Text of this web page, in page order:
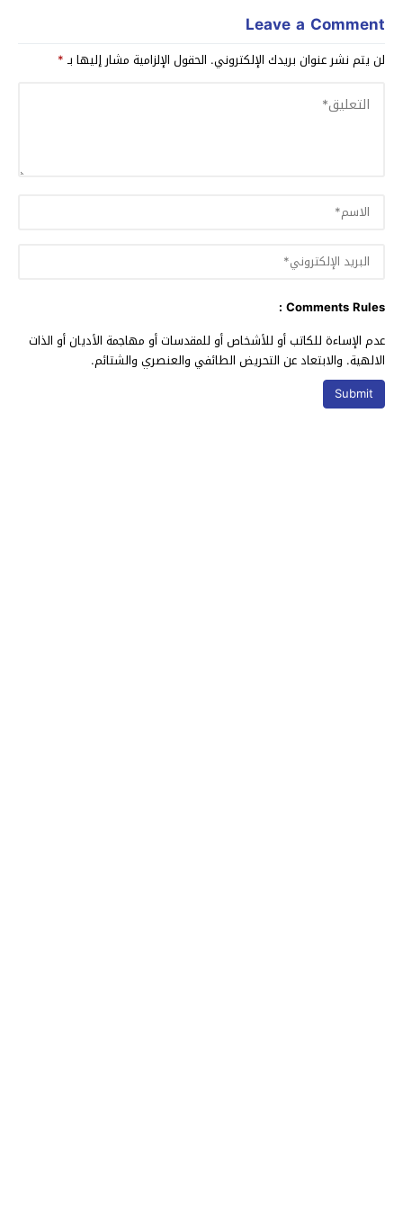
Leave a Comment
لن يتم نشر عنوان بريدك الإلكتروني. الحقول الإلزامية مشار إليها بـ*
Comments Rules :
عدم الإساءة للكاتب أو للأشخاص أو للمقدسات أو مهاجمة الأديان أو الذات
الالهية. والابتعاد عن التحريض الطائفي والعنصري والشتائم.